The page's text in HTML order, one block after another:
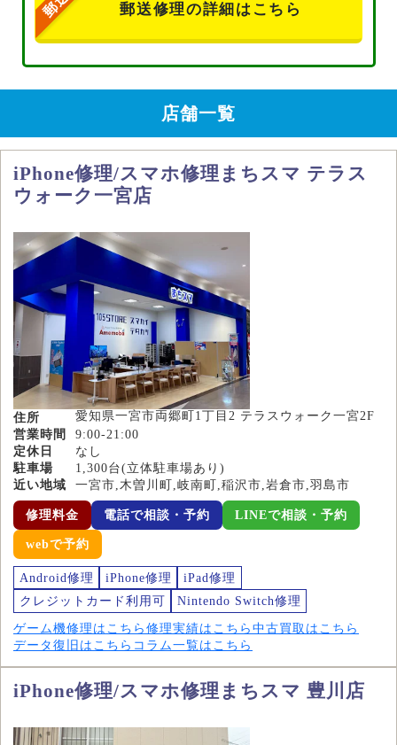
郵送修理の詳細はこちら
店舗一覧
iPhone修理/スマホ修理まちスマ テラス
ウォーク一宮店
住所
愛知県一宮市両郷町1丁目2 テラスウォーク一宮2F
営業時間
9:00-21:00
定休日
なし
駐車場
1,300台(立体駐車場あり)
近い地域
一宮市,木曽川町,岐南町,稲沢市,岩倉市,羽島市
修理料金 電話で相談・予約 LINEで相談・予約
webで予約
Android修理 iPhone修理
iPad修理
クレジットカード利用可
Nintendo Switch修理
ゲーム機修理はこちら 修理実績はこちら 中古買取はこちら
データ復旧はこちら コラム一覧はこちら
iPhone修理/スマホ修理まちスマ 豊川店